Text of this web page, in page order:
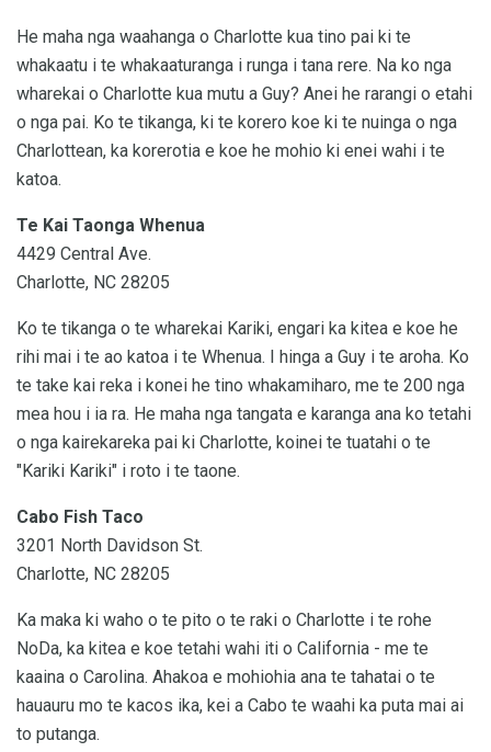
He maha nga waahanga o Charlotte kua tino pai ki te
whakaatu i te whakaaturanga i runga i tana rere. Na ko nga
wharekai o Charlotte kua mutu a Guy? Anei he rarangi o etahi
o nga pai. Ko te tikanga, ki te korero koe ki te nuinga o nga
Charlottean, ka korerotia e koe he mohio ki enei wahi i te
katoa.
Te Kai Taonga Whenua
4429 Central Ave.
Charlotte, NC 28205
Ko te tikanga o te wharekai Kariki, engari ka kitea e koe he
rihi mai i te ao katoa i te Whenua. I hinga a Guy i te aroha. Ko
te take kai reka i konei he tino whakamiharo, me te 200 nga
mea hou i ia ra. He maha nga tangata e karanga ana ko tetahi
o nga kairekareka pai ki Charlotte, koinei te tuatahi o te
"Kariki Kariki" i roto i te taone.
Cabo Fish Taco
3201 North Davidson St.
Charlotte, NC 28205
Ka maka ki waho o te pito o te raki o Charlotte i te rohe
NoDa, ka kitea e koe tetahi wahi iti o California - me te
kaaina o Carolina. Ahakoa e mohiohia ana te tahatai o te
hauauru mo te kacos ika, kei a Cabo te waahi ka puta mai ai
to putanga.